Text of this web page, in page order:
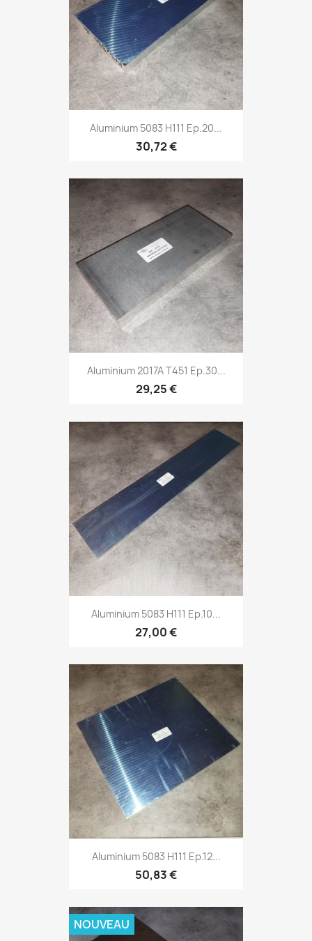
Aluminium 5083 H111 Ep.20...
30,72 €
Aluminium 2017A T451 Ep.30...
29,25 €
Aluminium 5083 H111 Ep.10...
27,00 €
Aluminium 5083 H111 Ep.12...
50,83 €
NOUVEAU